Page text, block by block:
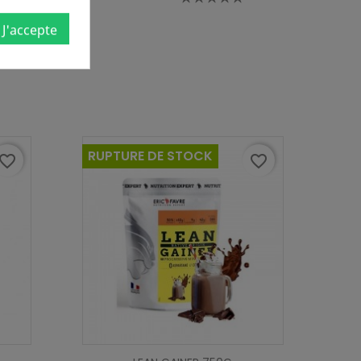
favorite_border RUPTURE DE STOCK favorite_border
J'accepte